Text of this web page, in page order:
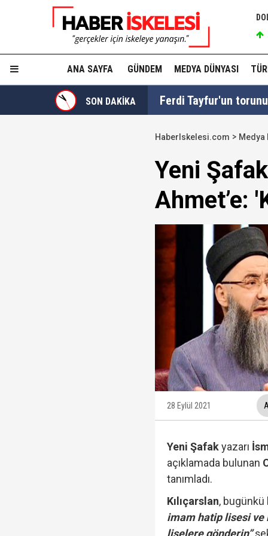
ANA SAYFA GÜNDEM MEDYA DÜNYASI
SON DAKİKA Ferdi Tayfur'un
Turhan Çömez'e
AK Parti'ye geçmem
Cumhurbaşkanı
Rasim Ozan
Terörsüz Türkiye
TGRT Ankara
HaberIskelesi.com Medya
Yeni
Ahmet’e:
28 Eylül 2021
Yeni Şafakyazarı
açıklamada bulunan
tanımladı.
Kılıçarslan,
imam hatip lisesi ve
liselere gönderin”